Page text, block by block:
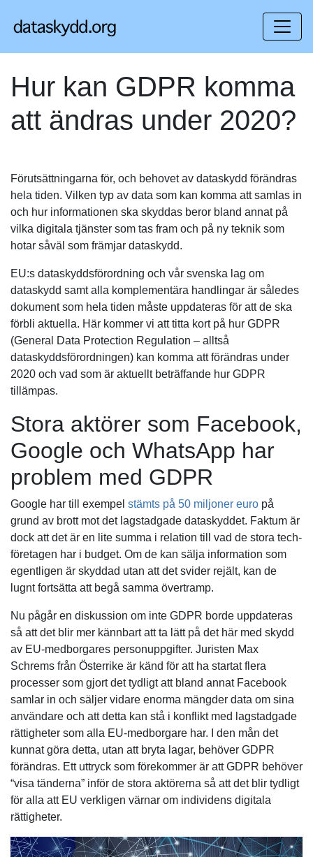
Hur kan GDPR komma
att ändras under 2020?
Förutsättningarna för, och behovet av dataskydd förändras
hela tiden. Vilken typ av data som kan komma att samlas in
och hur informationen ska skyddas beror bland annat på
vilka digitala tjänster som tas fram och på ny teknik som
hotar såväl som främjar dataskydd.
EU:s dataskyddsförordning och vår svenska lag om
dataskydd samt alla komplementära handlingar är således
dokument som hela tiden måste uppdateras för att de ska
förbli aktuella. Här kommer vi att titta kort på hur GDPR
(General Data Protection Regulation – alltså
dataskyddsförordningen) kan komma att förändras under
2020 och vad som är aktuellt beträffande hur GDPR
tillämpas.
Stora aktörer som Facebook,
Google och WhatsApp har
problem med GDPR
Google har till exempel stämts på 50 miljoner euro på
grund av brott mot det lagstadgade dataskyddet. Faktum är
dock att det är en lite summa i relation till vad de stora tech-
företagen har i budget. Om de kan sälja information som
egentligen är skyddad utan att det svider rejält, kan de
lugnt fortsätta att begå samma övertramp.
Nu pågår en diskussion om inte GDPR borde uppdateras
så att det blir mer kännbart att ta lätt på det här med skydd
av EU-medborgares personuppgifter. Juristen Max
Schrems från Österrike är känd för att ha startat flera
processer som gjort det tydligt att bland annat Facebook
samlar in och säljer vidare enorma mängder data om sina
användare och att detta kan stå i konflikt med lagstadgade
rättigheter som alla EU-medborgare har. I den mån det
kunnat göra detta, utan att bryta lagar, behöver GDPR
förändras. Ett uttryck som förekommer är att GDPR behöver
“visa tänderna” inför de stora aktörerna så att det blir tydligt
för alla att EU verkligen värnar om individens digitala
rättigheter.